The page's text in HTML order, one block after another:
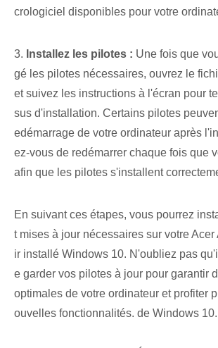
crologiciel disponibles pour votre
3. Installez les pilotes : Une fois que
gé les pilotes nécessaires, ouvrez le
et suivez les instructions à l'écran pour
sus d'installation. Certains pilotes
edémarrage de votre ordinateur après
ez-vous de redémarrer chaque fois que
afin que les pilotes s'installent
En suivant ces étapes, vous pourrez
t mises à jour nécessaires sur votre
ir installé Windows 10. N'oubliez pas
e garder vos pilotes à jour pour garantir
optimales de votre ordinateur et profiter
ouvelles fonctionnalités. de Windows 10.